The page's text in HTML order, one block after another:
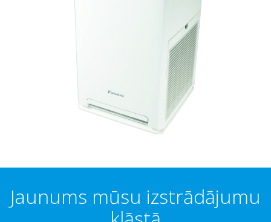
Jaunums mūsu izstrādājumu